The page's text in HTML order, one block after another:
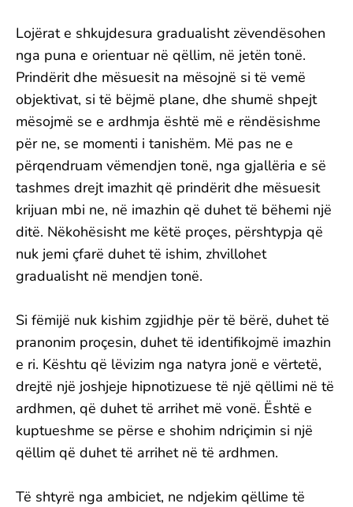
Lojërat e shkujdesura gradualisht zëvendësohen
nga puna e orientuar në qëllim, në jetën tonë.
Prindërit dhe mësuesit na mësojnë si të vemë
objektivat, si të bëjmë plane, dhe shumë shpejt
mësojmë se e ardhmja është më e rëndësishme
për ne, se momenti i tanishëm. Më pas ne e
përqendruam vëmendjen tonë, nga gjallëria e së
tashmes drejt imazhit që prindërit dhe mësuesit
krijuan mbi ne, në imazhin që duhet të bëhemi një
ditë. Nëkohësisht me këtë proçes, përshtypja që
nuk jemi çfarë duhet të ishim, zhvillohet
gradualisht në mendjen tonë.
Si fëmijë nuk kishim zgjidhje për të bërë, duhet të
pranonim proçesin, duhet të identifikojmë imazhin
e ri. Kështu që lëvizim nga natyra jonë e vërtetë,
drejtë një joshjeje hipnotizuese të një qëllimi në të
ardhmen, që duhet të arrihet më vonë. Është e
kuptueshme se përse e shohim ndriçimin si një
qëllim që duhet të arrihet në të ardhmen.
Të shtyrë nga ambiciet, ne ndjekim qëllime të